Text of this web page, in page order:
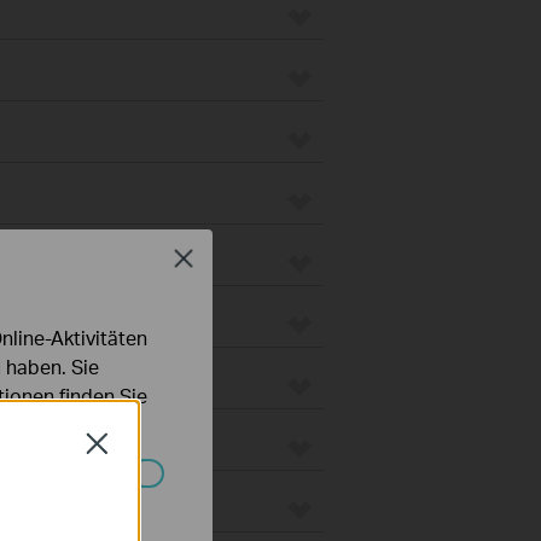
Close
Aktivitäten
Sie
finden Sie
nicht
Close